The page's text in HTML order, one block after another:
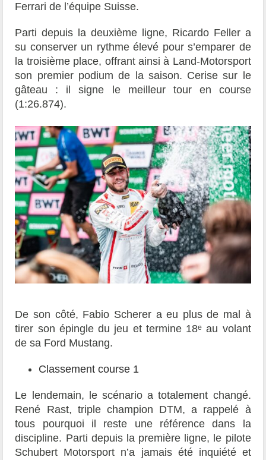
Ferrari de l’équipe Suisse.
Parti depuis la deuxième ligne, Ricardo Feller a
su conserver un rythme élevé pour s’emparer de
la troisième place, offrant ainsi à Land-Motorsport
son premier podium de la saison. Cerise sur le
gâteau : il signe le meilleur tour en course
(1:26.874).
De son côté, Fabio Scherer a eu plus de mal à
tirer son épingle du jeu et termine 18ᵉ au volant
de sa Ford Mustang.
Classement course 1
Le lendemain, le scénario a totalement changé.
René Rast, triple champion DTM, a rappelé à
tous pourquoi il reste une référence dans la
discipline. Parti depuis la première ligne, le pilote
Schubert Motorsport n’a jamais été inquiété et